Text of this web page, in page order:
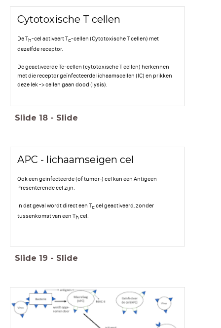
Cytotoxische T cellen
De Th-cel activeert Tc-cellen (Cytotoxische T cellen) met
dezelfde receptor.
De geactiveerde Tc-cellen (cytotoxische T cellen) herkennen
met die receptor geïnfecteerde lichaamscellen (IC) en prikken
deze lek -> cellen gaan dood (lysis).
Slide 18 - Slide
APC - lichaamseigen cel
Ook een geinfecteerde (of tumor-) cel kan een Antigeen
Presenterende cel zijn.
In dat geval wordt direct een Tccel geactiveerd, zonder
tussenkomst van een Th cel.
Slide 19 - Slide